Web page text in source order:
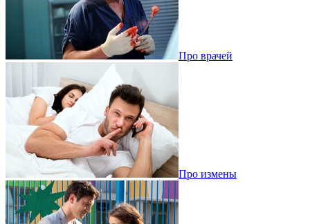
Про врачей
Про измены